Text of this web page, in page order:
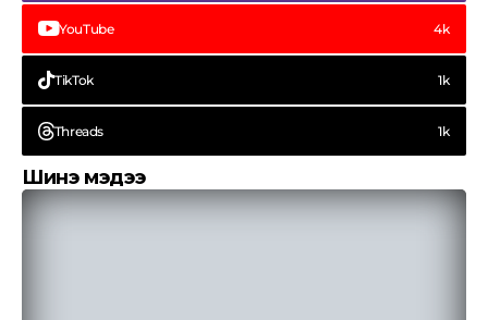
YouTube 4k
TikTok 1k
Threads 1k
Шинэ мэдээ